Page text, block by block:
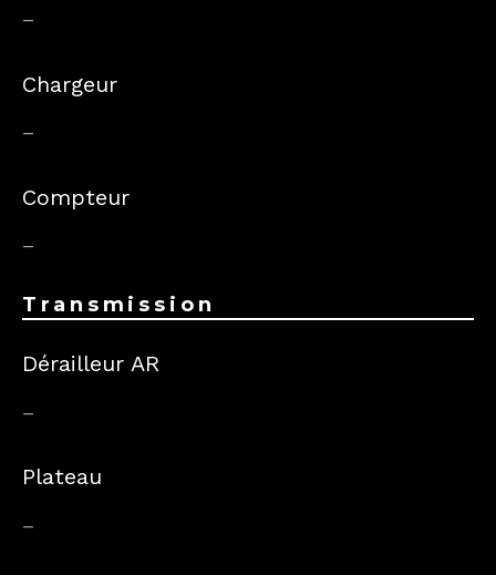
–
Chargeur
–
Compteur
–
Transmission
Dérailleur AR
–
Plateau
–